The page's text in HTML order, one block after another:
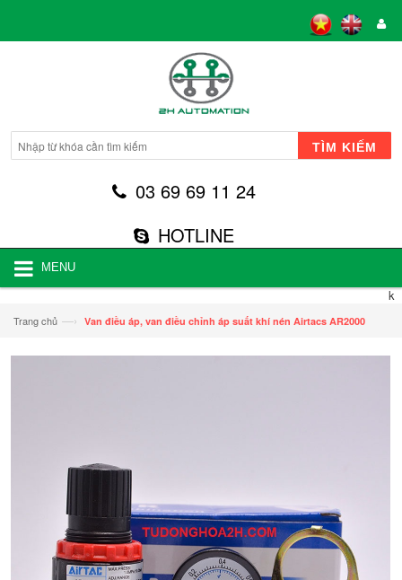
TÌM KIẾM
03 69 69 11 24
HOTLINE
MENU
k
Trang chủ —› Van điều áp, van điều chỉnh áp suất khí nén Airtacs AR2000